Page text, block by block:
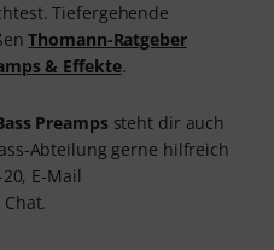
Tiefergehende
Thomann-Ratgeber
& Effekte.
Preampssteht dir auch
Abteilung gerne hilfreich
E-Mail